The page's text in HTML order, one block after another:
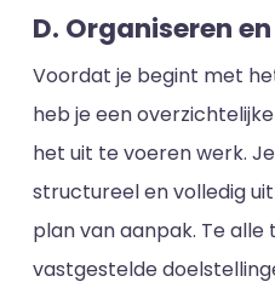
D. Organiseren
Voordat je begint met
heb je een
het uit te voeren werk.
structureel en volledig
plan van aanpak. Te alle
vastgestelde